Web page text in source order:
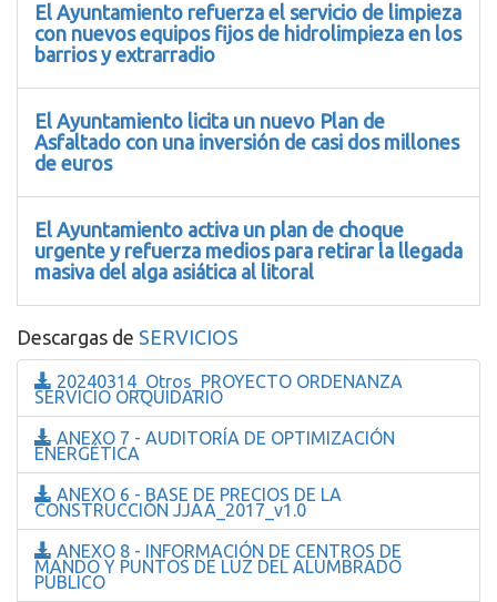
El Ayuntamiento refuerza el servicio de limpieza
con nuevos equipos fijos de hidrolimpieza en los
barrios y extrarradio
El Ayuntamiento licita un nuevo Plan de
Asfaltado con una inversión de casi dos millones
de euros
El Ayuntamiento activa un plan de choque
urgente y refuerza medios para retirar la llegada
masiva del alga asiática al litoral
Descargas de SERVICIOS
20240314_Otros_PROYECTO ORDENANZA
SERVICIO ORQUIDARIO
ANEXO 7 - AUDITORÍA DE OPTIMIZACIÓN
ENERGÉTICA
ANEXO 6 - BASE DE PRECIOS DE LA
CONSTRUCCIÓN JJAA_2017_v1.0
ANEXO 8 - INFORMACIÓN DE CENTROS DE
MANDO Y PUNTOS DE LUZ DEL ALUMBRADO
PÚBLICO